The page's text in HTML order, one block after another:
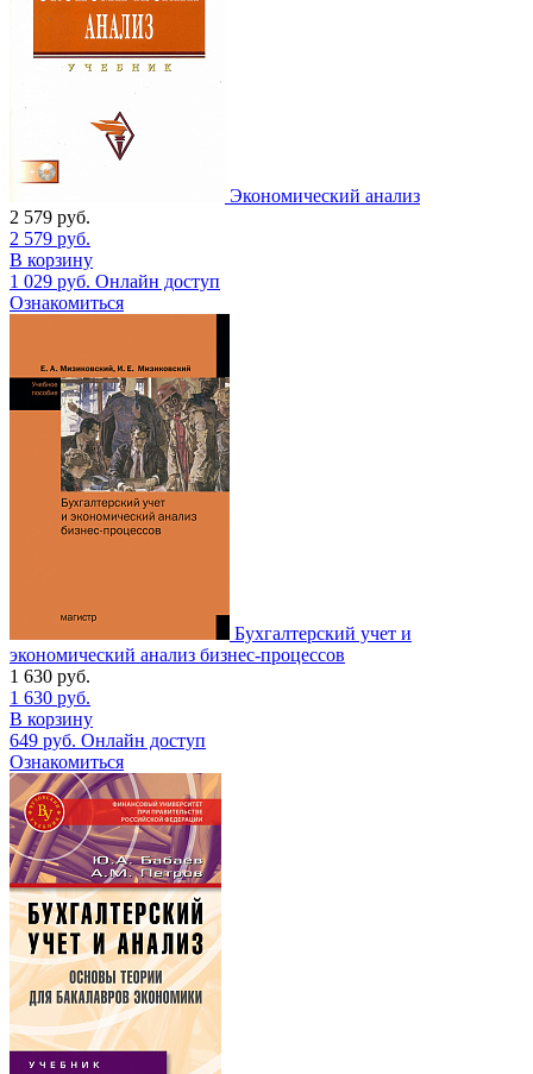
Экономический анализ
2 579 руб.
2 579 руб.
В корзину
1 029 руб. Онлайн доступ
Ознакомиться
Бухгалтерский учет и
экономический анализ бизнес-процессов
1 630 руб.
1 630 руб.
В корзину
649 руб. Онлайн доступ
Ознакомиться